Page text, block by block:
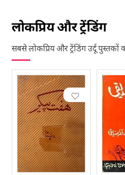
लोकप्रिय और ट्रेंडिंग
सबसे लोकप्रिय और ट्रेंडिंग उर्दू पुस्तकों